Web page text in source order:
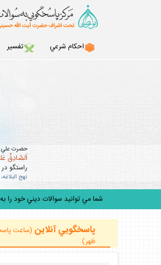
احكام شرعي تفسير
حضرت علي
اَلصّادِقُ
راستگو
نهج البلاغه، خطبه 86؛ ميزان
شما مي توانيد سوالات ديني خود را به سامانه
پاسخگويي آنلاين
ظهر)